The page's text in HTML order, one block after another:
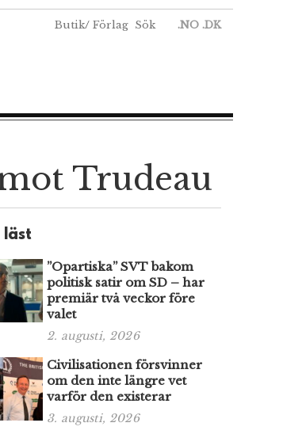
Butik/ Förlag Sök .NO .DK
Trudeau
läst
”Opartiska” SVT bakom
politisk satir om SD – har
premiär två veckor före
valet
2. augusti, 2026
Civilisationen försvinner
om den inte längre vet
varför den existerar
3. augusti, 2026